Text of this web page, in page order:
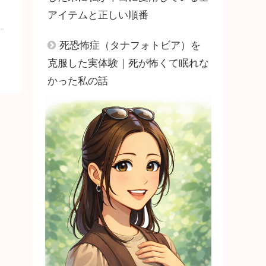
アイテムと正しい順番
死恐怖症（タナフォトビア）を
克服した実体験｜死が怖くて眠れな
かった私の話